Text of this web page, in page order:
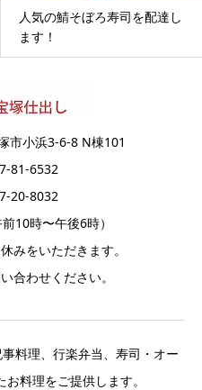
人気の鯖そぼろ寿司を配達し
ます！
市小浜3-6-8 N棟101
81-6532
20-8032
10時〜午後6時）
みをいただきます。
合わせください。
料理、行楽弁当、寿司・オー
料理をご提供します。